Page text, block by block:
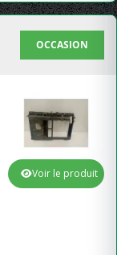
OCCASION
Voir le produit